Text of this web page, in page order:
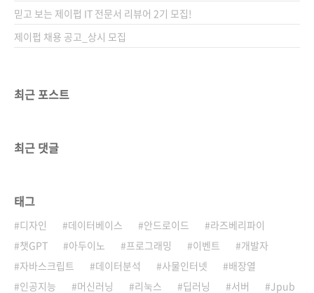
믿고 보는 제이펍 IT 전문서 리뷰어 2기 모집!
제이펍 채용 공고_상시 모집
최근 포스트
최근 댓글
태그
디자인 데이터베이스 안드로이드
라즈베리파이
챗GPT
아두이노 프로그래밍 이벤트
개발자
자바스크립트
데이터분석 사물인터넷
배장열
인공지능
머신러닝 리눅스 딥러닝 서버 Jpub